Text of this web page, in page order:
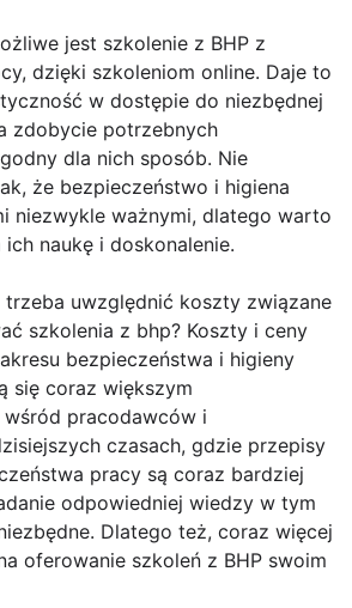
jest szkolenie z BHP z
dzięki szkoleniom online. Daje to
w dostępie do niezbędnej
zdobycie potrzebnych
dla nich sposób. Nie
że bezpieczeństwo i higiena
niezwykle ważnymi, dlatego warto
naukę i doskonalenie.
trzeba uwzględnić koszty związane
szkolenia z bhp? Koszty i ceny
bezpieczeństwa i higieny
się coraz większym
wśród pracodawców i
czasach, gdzie przepisy
pracy są coraz bardziej
odpowiedniej wiedzy w tym
Dlatego też, coraz więcej
oferowanie szkoleń z BHP swoim